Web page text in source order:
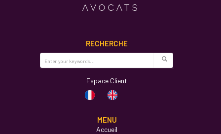
RECHERCHE
Espace Client
MENU
Accueil